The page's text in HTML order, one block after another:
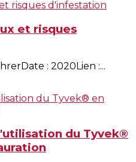
et risques
: 2020Lien :...
du Tyvek®